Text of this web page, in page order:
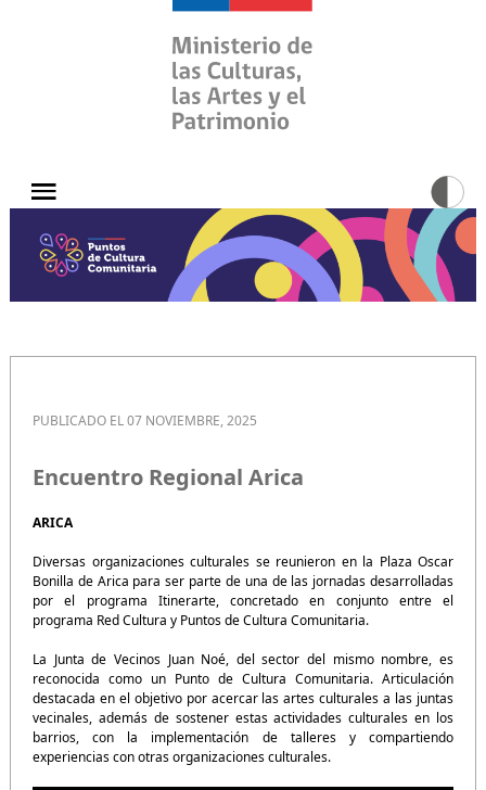
PUBLICADO EL 07 NOVIEMBRE, 2025
Encuentro Regional Arica
ARICA
Diversas organizaciones culturales se reunieron en la Plaza Oscar
Bonilla de Arica para ser parte de una de las jornadas desarrolladas
por el programa Itinerarte, concretado en conjunto entre el
programa Red Cultura y Puntos de Cultura Comunitaria.
La Junta de Vecinos Juan Noé, del sector del mismo nombre, es
reconocida como un Punto de Cultura Comunitaria. Articulación
destacada en el objetivo por acercar las artes culturales a las juntas
vecinales, además de sostener estas actividades culturales en los
barrios, con la implementación de talleres y compartiendo
experiencias con otras organizaciones culturales.